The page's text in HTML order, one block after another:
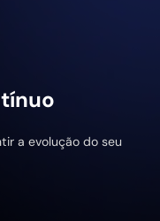
a evolução do seu